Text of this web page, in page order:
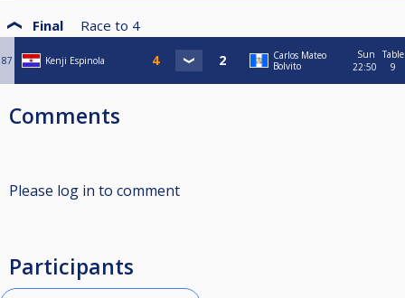
Final Race to 4
87 Kenji Espinola
Carlos Mateo
Bolvito
Sun
22:50
Table
9
Comments
Please log in to comment
Participants